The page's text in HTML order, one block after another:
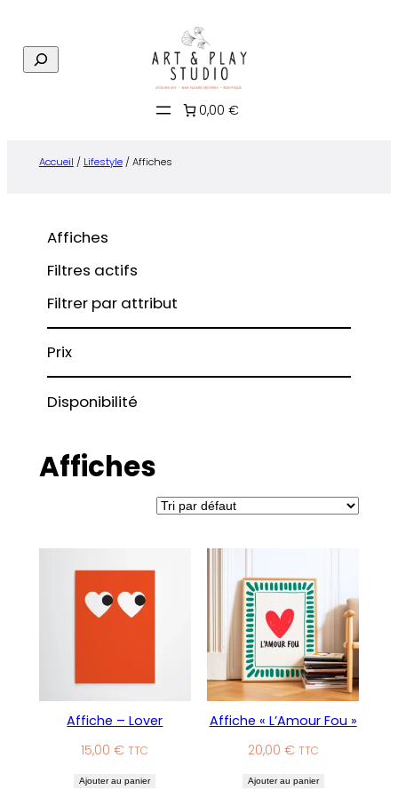
contenu
R
e
0,00 €
Accueil / Lifestyle/ Affiches
Affiches
Filtres actifs
Filtrer par attribut
Prix
Disponibilité
Affiches
Affiche – Lover
15,00€ TTC
Ajouter au panier
Affiche « L’Amour Fou »
20,00 € TTC
Ajouter au panier